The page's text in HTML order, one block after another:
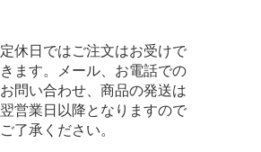
定休日ではご注文はお受けで
きます。メール、お電話での
お問い合わせ、商品の発送は
翌営業日以降となりますので
ご了承ください。